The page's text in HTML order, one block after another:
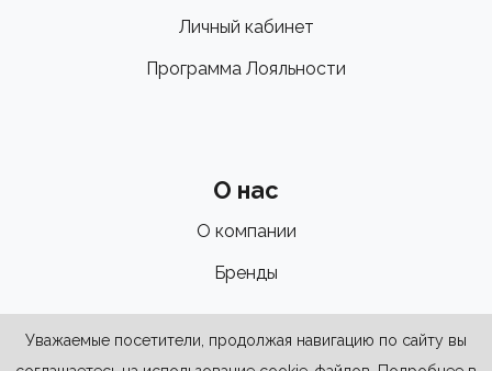
Личный кабинет
Программа Лояльности
О нас
О компании
Бренды
Уважаемые посетители, продолжая навигацию по сайту вы